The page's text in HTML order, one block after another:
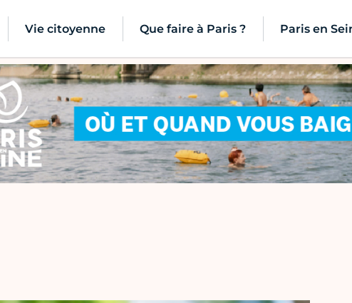
Vie citoyenne Que faire à Paris ? Paris en